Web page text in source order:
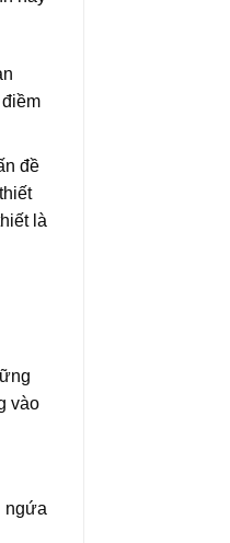
đề
là
vào
ngứa